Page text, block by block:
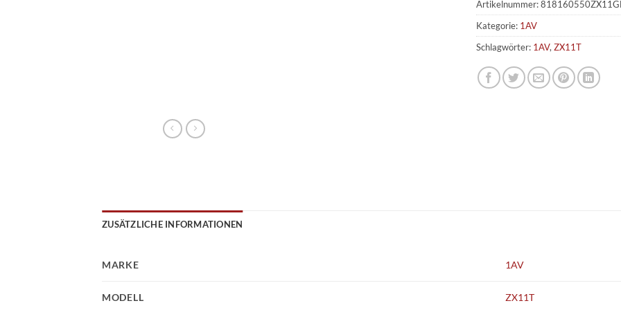
Artikelnummer:
Kategorie: 1AV
Schlagwörter: 1AV, ZX11T
ZUSÄTZLICHE INFORMATIONEN
MARKE 1AV
MODELL ZX11T